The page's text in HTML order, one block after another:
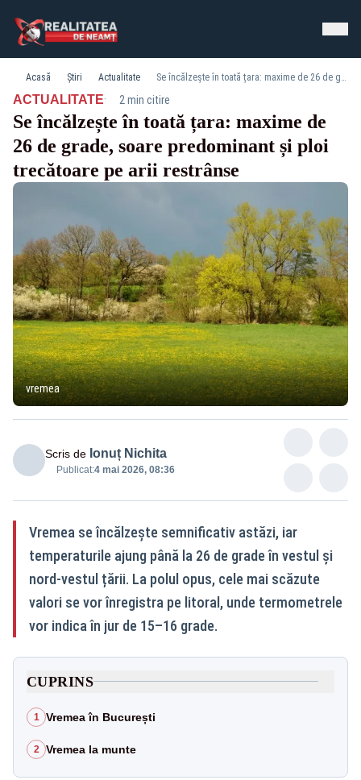
Acasă Știri Actualitate Se încălzește în toată țara: maxime de 26 de grade, soare predominant și ploi trecătoare pe arii restrânse
ACTUALITATE· 2 min citire
Se încălzește în toată țara: maxime de
26 de grade, soare predominant și ploi
trecătoare pe arii restrânse
vremea
Scris de Ionuț Nichita
Publicat:4 mai 2026, 08:36
Vremea se încălzește semnificativ astăzi, iar
temperaturile ajung până la 26 de grade în vestul și
nord-vestul țării. La polul opus, cele mai scăzute
valori se vor înregistra pe litoral, unde termometrele
vor indica în jur de 15–16 grade.
CUPRINS
1 Vremea în București
2 Vremea la munte